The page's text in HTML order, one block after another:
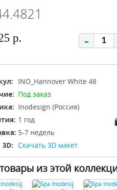
р. -
INO_Hannover White 48
Под заказ
Inodesign (Россия)
1 год
5-7 недель
3D: Скачать 3D макет
из этой